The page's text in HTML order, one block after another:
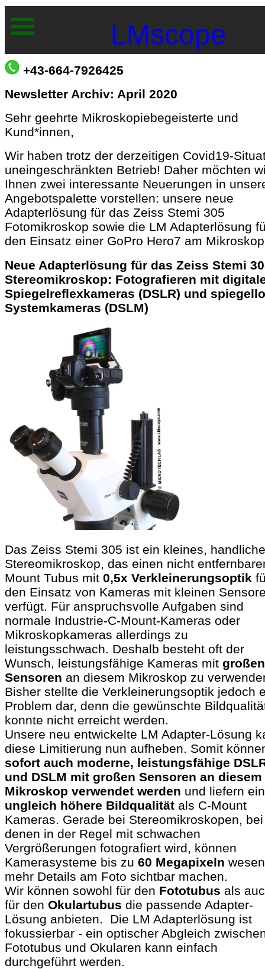
LMscope
+43-664-7926425
Newsletter Archiv: April 2020
Sehr geehrte Mikroskopiebegeisterte und
Kund*innen,
Wir haben trotz der derzeitigen Covid19-
uneingeschränkten Betrieb! Daher möchten
Ihnen zwei interessante Neuerungen in
Angebotspalette vorstellen: unsere neue
Adapterlösung für das Zeiss Stemi 305
Fotomikroskop sowie die LM Adapterlösung
den Einsatz einer GoPro Hero7 am
Neue Adapterlösung für das Zeiss Stemi
Stereomikroskop: Fotografieren mit
Spiegelreflexkameras (DSLR) und
Systemkameras (DSLM)
Das Zeiss Stemi 305 ist ein kleines,
Stereomikroskop, das einen nicht
Mount Tubus mit 0,5x Verkleinerungsoptik
den Einsatz von Kameras mit kleinen
verfügt. Für anspruchsvolle Aufgaben sind
normale Industrie-C-Mount-Kameras oder
Mikroskopkameras allerdings zu
leistungsschwach. Deshalb besteht oft der
Wunsch, leistungsfähige Kameras mit großen
Sensoren an diesem Mikroskop zu
Bisher stellte die Verkleinerungsoptik jedoch
Problem dar, denn die gewünschte
konnte nicht erreicht werden.
Unsere neu entwickelte LM Adapter-Lösung
diese Limitierung nun aufheben. Somit
sofort auch moderne, leistungsfähige
und DSLM mit großen Sensoren an diesem
Mikroskop verwendet werden und liefern
ungleich höhere Bildqualität als C-Mount
Kameras. Gerade bei Stereomikroskopen, bei
denen in der Regel mit schwachen
Vergrößerungen fotografiert wird, können
Kamerasysteme bis zu 60 Megapixeln
mehr Details am Foto sichtbar machen.
Wir können sowohl für den Fototubus als
für den Okulartubus die passende Adapter-
Lösung anbieten. Die LM Adapterlösung ist
fokussierbar - ein optischer Abgleich
Fototubus und Okularen kann einfach
durchgeführt werden.